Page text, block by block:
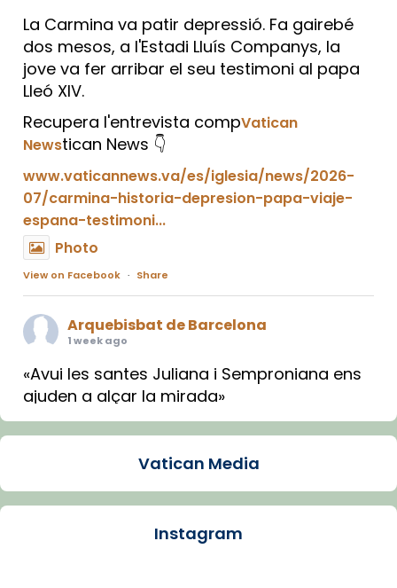
La Carmina va patir depressió. Fa gairebé
dos mesos, a l'Estadi Lluís Companys, la
jove va fer arribar el seu testimoni al papa
Lleó XIV.
Recupera l'entrevista compVatican
Newstican News 👇
www.vaticannews.va/es/iglesia/news/2026-
07/carmina-historia-depresion-papa-viaje-
espana-testimoni...
Photo
View on Facebook · Share
Arquebisbat de Barcelona
1 week ago
«Avui les santes Juliana i Semproniana ens
ajuden a alçar la mirada»
Mons. Sergi Gordo, bisbe de Tortosa, ha
Santes de Mataró.
🔗tinyurl.com/cvu5jmbk
Vatican Media
Instagram